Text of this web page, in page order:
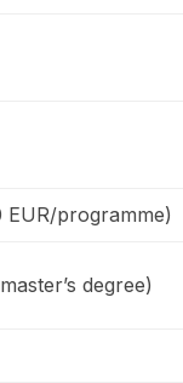
programme)
degree)